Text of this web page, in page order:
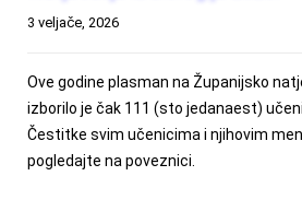
3 veljače, 2026
Ove godine plasman na Županijsko
izborilo je čak 111 (sto jedanaest)
Čestitke svim učenicima i njihovim
pogledajte na poveznici.